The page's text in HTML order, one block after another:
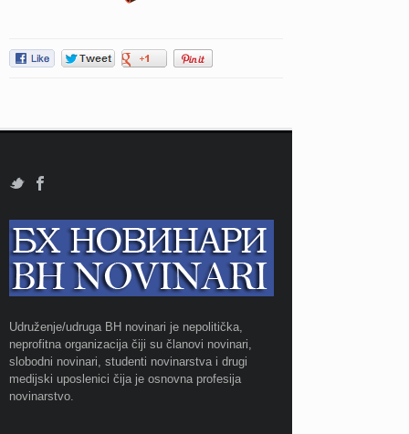
Udruženje/udruga BH novinari je nepolitička,
neprofitna organizacija čiji su članovi novinari,
slobodni novinari, studenti novinarstva i drugi
medijski uposlenici čija je osnovna profesija
novinarstvo.